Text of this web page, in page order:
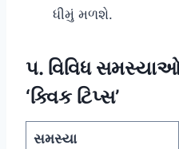
ધીમું મળશે.
૫. વિવિધ સમસ્યાઓ
‘ક્વિક ટિપ્સ’
સમસ્યા